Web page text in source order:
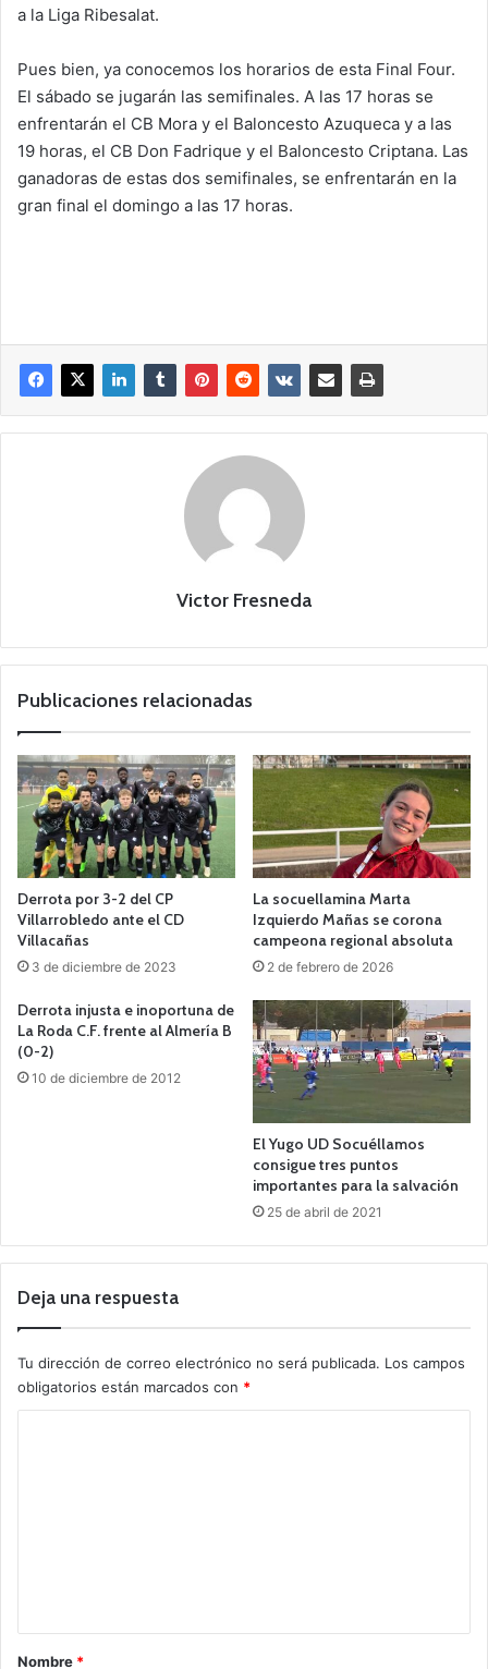
a la Liga Ribesalat.
Pues bien, ya conocemos los horarios de esta Final Four.
El sábado se jugarán las semifinales. A las 17 horas se
enfrentarán el CB Mora y el Baloncesto Azuqueca y a las
19 horas, el CB Don Fadrique y el Baloncesto Criptana. Las
ganadoras de estas dos semifinales, se enfrentarán en la
gran final el domingo a las 17 horas.
Victor Fresneda
Publicaciones relacionadas
Derrota por 3-2 del CP
Villarrobledo ante el CD
Villacañas
3 de diciembre de 2023
La socuellamina Marta
Izquierdo Mañas se corona
campeona regional absoluta
2 de febrero de 2026
Derrota injusta e inoportuna de
La Roda C.F. frente al Almería B
(0-2)
10 de diciembre de 2012
El Yugo UD Socuéllamos
consigue tres puntos
importantes para la salvación
25 de abril de 2021
Deja una respuesta
Tu dirección de correo electrónico no será publicada. Los campos
obligatorios están marcados con *
rNombre *